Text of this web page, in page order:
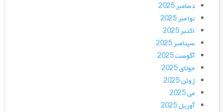
دسامبر 2025
نوامبر 2025
اکتبر 2025
سپتامبر 2025
آگوست 2025
جولای 2025
ژوئن 2025
می 2025
آوریل 2025